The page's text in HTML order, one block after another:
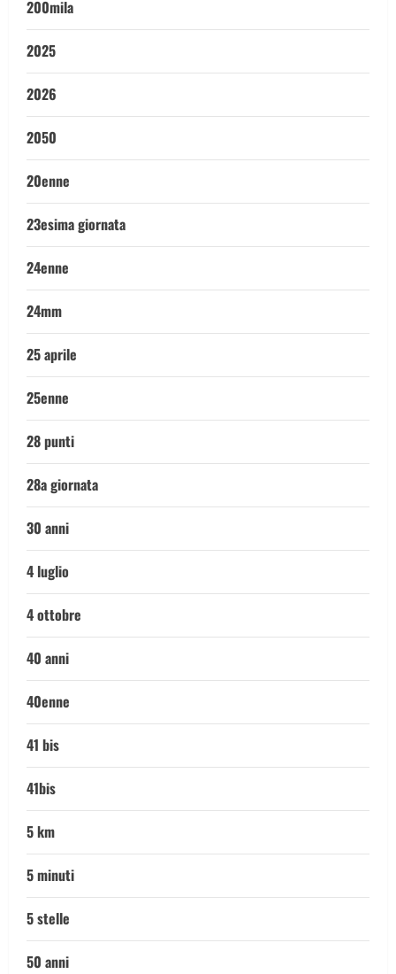
200mila
2025
2026
2050
20enne
23esima giornata
24enne
24mm
25 aprile
25enne
28 punti
28a giornata
30 anni
4 luglio
4 ottobre
40 anni
40enne
41 bis
41bis
5 km
5 minuti
5 stelle
50 anni